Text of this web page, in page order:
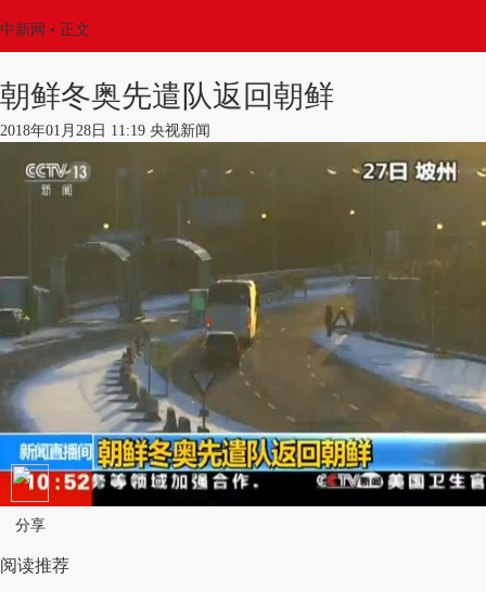
中新网 • 正文
朝鲜冬奥先遣队返回朝鲜
2018年01月28日 11:19 央视新闻
分享
阅读推荐